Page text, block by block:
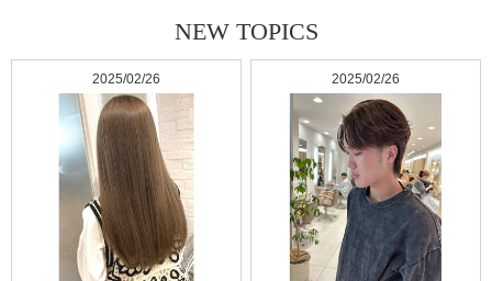
NEW TOPICS
2025/02/26 2025/02/26